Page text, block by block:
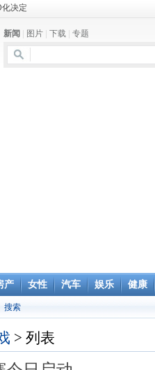
化决定
盈
多项家丑
完善
新闻 图片 下载 专题
产 女性 汽车 娱乐 健康
搜索
> 列表